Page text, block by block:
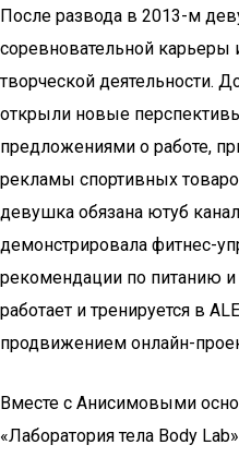
После развода в 2013-м
соревновательной карьеры
творческой деятельности.
открыли новые
предложениями о работе,
рекламы спортивных
девушка обязана ютуб
демонстрировала фитнес-
рекомендации по питанию и
работает и тренируется в
продвижением онлайн-
Вместе с Анисимовыми
«Лаборатория тела Body